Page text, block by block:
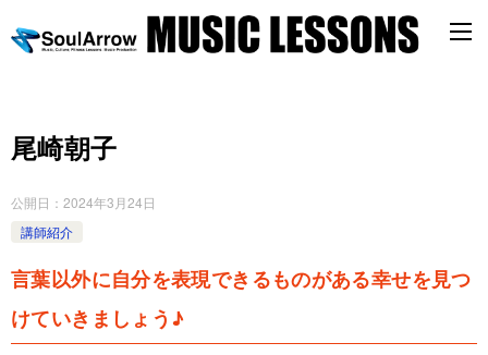
尾崎朝子
公開日： 2024年3月24日
講師紹介
言葉以外に自分を表現できるものがある幸せを見つ
けていきましょう♪